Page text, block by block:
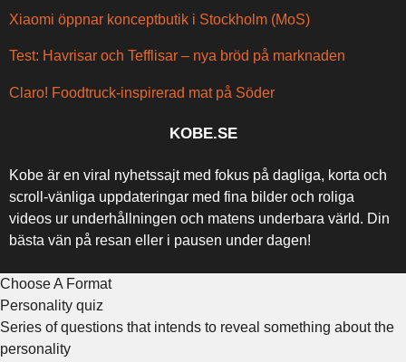
Xiaomi öppnar konceptbutik i Stockholm (MoS)
Test: Havrisar och Tefflisar – nya bröd på marknaden
Claro! Foodtruck-inspirerad mat på Söder
KOBE.SE
Kobe är en viral nyhetssajt med fokus på dagliga, korta och
scroll-vänliga uppdateringar med fina bilder och roliga
videos ur underhållningen och matens underbara värld. Din
bästa vän på resan eller i pausen under dagen!
Choose A Format
Personality quiz
Series of questions that intends to reveal something about the
personality